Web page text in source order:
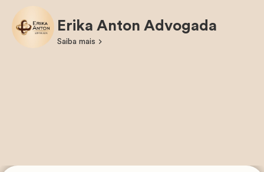
Erika Anton Advogada
Saiba mais